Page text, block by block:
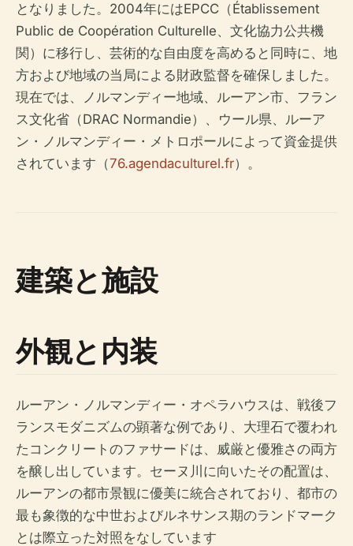
となりました。2004年にはEPCC（Établissement
Public de Coopération Culturelle、文化協力公共機
関）に移行し、芸術的な自由度を高めると同時に、地
方および地域の当局による財政監督を確保しました。
現在では、ノルマンディー地域、ルーアン市、フラン
ス文化省（DRAC Normandie）、ウール県、ルーア
ン・ノルマンディー・メトロポールによって資金提供
されています（76.agendaculturel.fr）。
建築と施設
外観と内装
ルーアン・ノルマンディー・オペラハウスは、戦後フ
ランスモダニズムの顕著な例であり、大理石で覆われ
たコンクリートのファサードは、威厳と優雅さの両方
を醸し出しています。セーヌ川に向いたその配置は、
ルーアンの都市景観に優美に統合されており、都市の
最も象徴的な中世およびルネサンス期のランドマーク
とは際立った対照をなしています